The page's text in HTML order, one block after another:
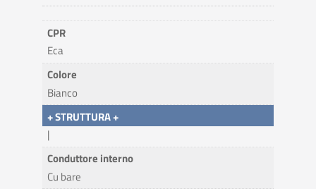
CPR
Eca
Colore
Bianco
+ STRUTTURA +
|
Conduttore interno
Cu bare